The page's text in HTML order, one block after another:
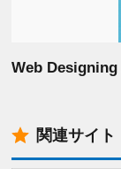
Web Designing
関連サイト